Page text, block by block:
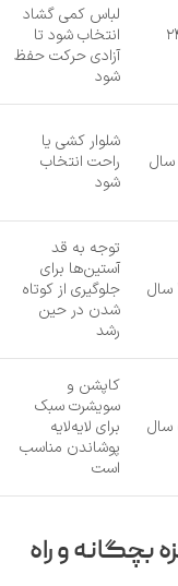
۲۴
لباس کمی گشاد
انتخاب شود تا
آزادی حرکت حفظ
شود
شلوار کشی یا
راحت انتخاب
شود
توجه به قد
آستین‌ها برای
جلوگیری از کوتاه
شدن در حین
رشد
کاپشن و
سویشرت سبک
برای لایه‌لایه
پوشاندن مناسب
است
بچگانه و راه